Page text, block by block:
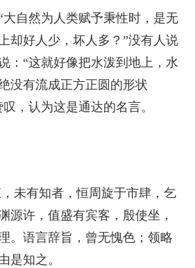
大自然为人类赋予秉性时，是无
却好人少，坏人多？”没有人说
：“这就好像把水泼到地上，水
没有流成正方正圆的形状
，认为这是通达的名言。
未有知者，恒周旋于市肆，乞
源许，值盛有宾客，殷使坐，
。语言辞旨，曾无愧色；领略
是知之。